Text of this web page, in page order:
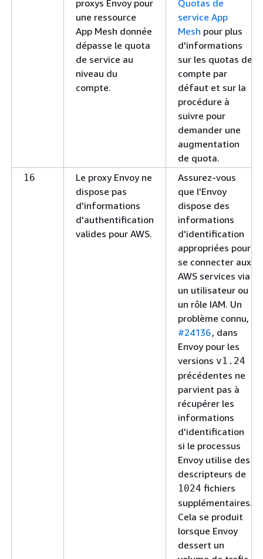
proxys Envoy pour
une ressource
App Mesh donnée
dépasse le quota
de service au
niveau du
compte.
Quotas de
service App
Mesh pour plus
d'informations
sur les quotas de
compte par
défaut et sur la
procédure à
suivre pour
demander une
augmentation
de quota.
16
Le proxy Envoy ne
dispose pas
d'informations
d'authentification
valides pour AWS.
Assurez-vous
que l'Envoy
dispose des
informations
d'identification
appropriées pour
se connecter aux
AWS services via
un utilisateur ou
un rôle IAM. Un
problème connu,
#24136, dans
Envoy pour les
versions v1.24
précédentes ne
parvient pas à
récupérer les
informations
d'identification
si le processus
Envoy utilise des
descripteurs de
1024 fichiers
supplémentaires.
Cela se produit
lorsque Envoy
dessert un